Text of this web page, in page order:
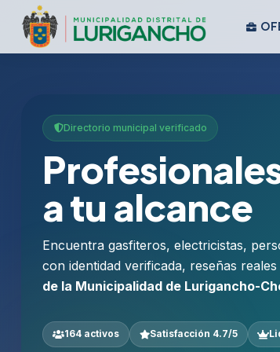
Directorio municipal verificado
a tu alcance
Encuentra gasfiteros, electricistas,
con identidad verificada, reseñas
de la Municipalidad de Lurigancho-
164 activos Satisfacción 4.7/5